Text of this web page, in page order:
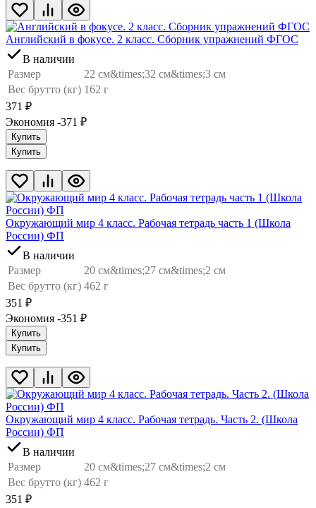
Английский в фокусе. 2 класс. Сборник упражнений ФГОС
В наличии
Размер
22 см&times;32 см&times;3 см
Вес брутто (кг) 162 г
371 ₽
Экономия -371 ₽
Купить
Купить
Окружающий мир 4 класс. Рабочая тетрадь часть 1 (Школа
России) ФП
В наличии
Размер
20 см&times;27 см&times;2 см
Вес брутто (кг) 462 г
351 ₽
Экономия -351 ₽
Купить
Купить
Окружающий мир 4 класс. Рабочая тетрадь. Часть 2. (Школа
России) ФП
В наличии
Размер
20 см&times;27 см&times;2 см
Вес брутто (кг) 462 г
351 ₽